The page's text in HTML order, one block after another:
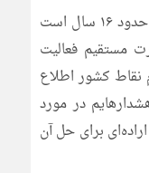
مریم دهقانی در گفت‌وگو با بیان اینکه حدود ۱۶ سال است
مستقیم فعالیت
نقاط کشور اطلاع
در مورد
برای حل آن